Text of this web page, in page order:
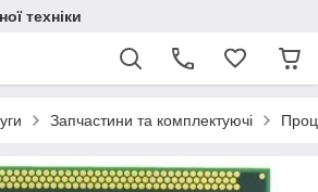
техніки
Запчастини та комплектуючі